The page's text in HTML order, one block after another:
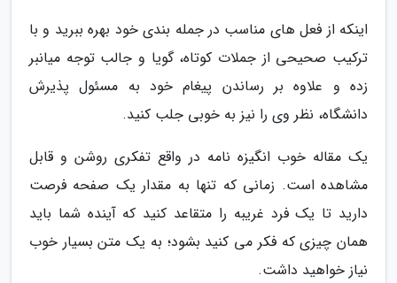
اینکه از فعل های مناسب در جمله بندی خود بهره ببرید و با
ترکیب صحیحی از جملات کوتاه، گویا و جالب توجه میانبر
زده و علاوه بر رساندن پیغام خود به مسئول پذیرش
دانشگاه، نظر وی را نیز به خوبی جلب کنید.
یک مقاله خوب انگیزه نامه در واقع تفکری روشن و قابل
مشاهده است. زمانی که تنها به مقدار یک صفحه فرصت
دارید تا یک فرد غریبه را متقاعد کنید که آینده شما باید
همان چیزی که فکر می کنید بشود؛ به یک متن بسیار خوب
نیاز خواهید داشت.